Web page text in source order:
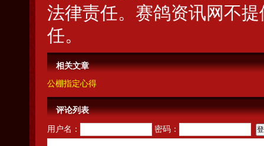
法律责任。赛鸽资讯网不
任。
相关文章
公棚指定心得
评论列表
用户名： 密码：